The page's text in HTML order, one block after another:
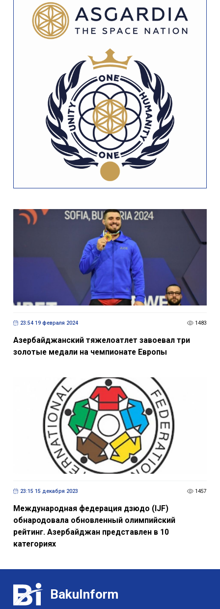
23:54 19 февраля 2024 1483
Азербайджанский тяжелоатлет завоевал три
золотые медали на чемпионате Европы
23:15 15 декабря 2023 1457
Международная федерация дзюдо (IJF)
обнародовала обновленный олимпийский
рейтинг. Азербайджан представлен в 10
категориях
BakuInform